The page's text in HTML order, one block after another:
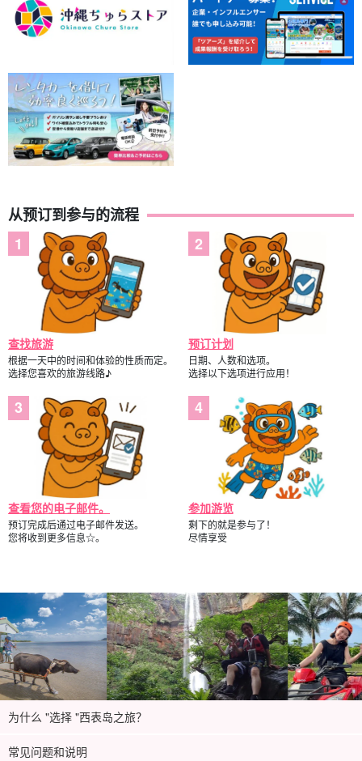
从预订到参与的流程
查找旅游
根据一天中的时间和体验的性质而定。
选择您喜欢的旅游线路♪
预订计划
日期、人数和选项。
选择以下选项进行应用！
查看您的电子邮件。
预订完成后通过电子邮件发送。
您将收到更多信息☆。
参加游览
剩下的就是参与了！
尽情享受
为什么 "选择 "西表岛之旅？
常见问题和说明